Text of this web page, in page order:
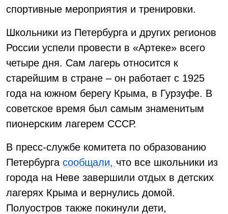
спортивные мероприятия и тренировки.
Школьники из Петербурга и других регионов
России успели провести в «Артеке» всего
четыре дня. Сам лагерь относится к
старейшим в стране – он работает с 1925
года на южном берегу Крыма, в Гурзуфе. В
советское время был самым знаменитым
пионерским лагерем СССР.
В пресс-службе комитета по образованию
Петербурга сообщали, что все школьники из
города на Неве завершили отдых в детских
лагерях Крыма и вернулись домой.
Полуостров также покинули дети,